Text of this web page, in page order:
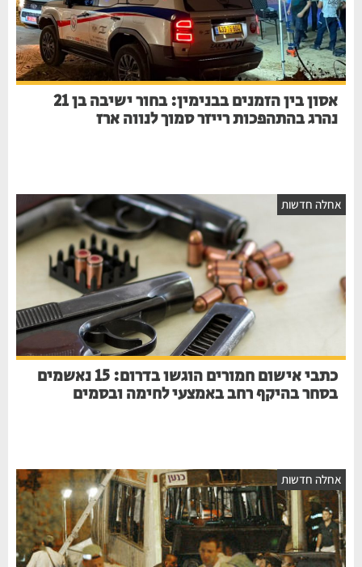
אסון בין הזמנים בבנימין: בחור ישיבה בן 21
נהרג בהתהפכות רייזר סמוך לנווה ארז
אחלה חדשות
כתבי אישום חמורים הוגשו בדרום: 15 נאשמים
בסחר בהיקף רחב באמצעי לחימה ובסמים
אחלה חדשות